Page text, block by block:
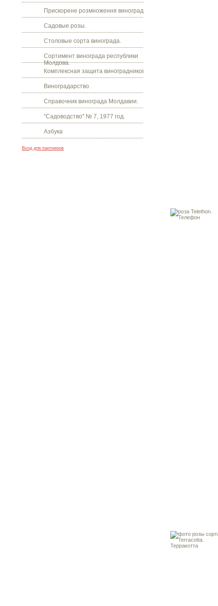
Прискорене розмноження винограду.
Садовые розы.
Столовые сорта винограда.
Сортимент винограда республики
Молдова.
Комплексная защита виноградников.
Виноградарство.
Справочник винограда Молдавии.
"Садоводство" № 7, 1977 год.
Азбука
Вход для партнеров